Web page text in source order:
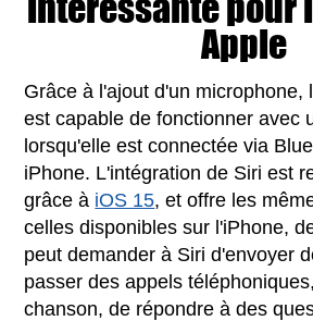
Apple
Grâce à l'ajout d'un microphone,
est capable de fonctionner avec
lorsqu'elle est connectée via
iPhone. L'intégration de Siri est
grâce à iOS 15, et offre les
celles disponibles sur l'iPhone,
peut demander à Siri d'envoyer
passer des appels
chanson, de répondre à des